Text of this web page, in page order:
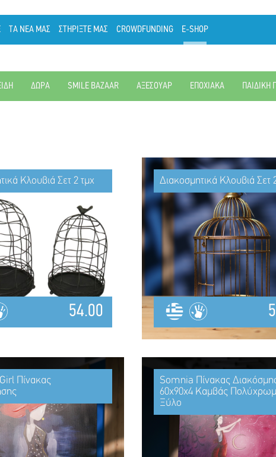
ΤΑ ΝΕΑ ΜΑΣ ΣΤΗΡΙΞΤΕ ΜΑΣ CROWDFUNDING E-SHOP
ΔΩΡΑ SMILE BAZAAR ΑΞΕΣΟΥΑΡ ΕΠΟΧΙΑΚΑ ΠΑΙΔΙΚΗ
Κλουβιά Σετ 2 τμχ
54.00
Διακοσμητικά Κλουβιά Σετ
Πίνακας
Somnia Πίνακας
60x90x4 Καμβάς
Ξύλο